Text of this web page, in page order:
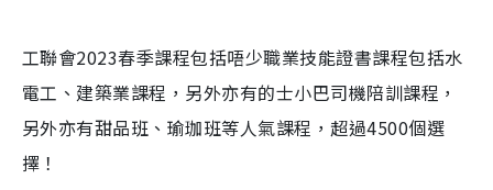
工聯會2023春季課程包括唔少職業技能證書課程包括水
電工、建築業課程，另外亦有的士小巴司機陪訓課程，
另外亦有甜品班、瑜珈班等人氣課程，超過4500個選
擇！